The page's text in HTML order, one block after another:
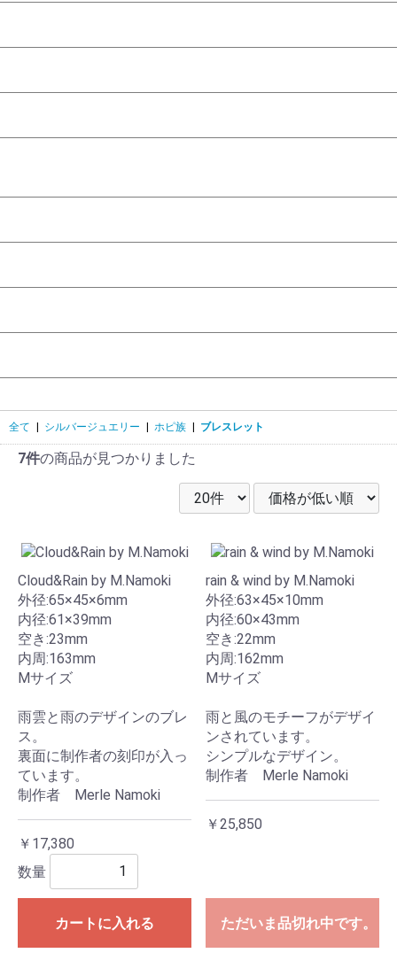
全て シルバージュエリー ホピ族 ブレスレット
7件の商品が見つかりました
Cloud&Rain by M.Namoki
外径:65×45×6mm
内径:61×39mm
空き:23mm
内周:163mm
Mサイズ
雨雲と雨のデザインのブレ
ス。
裏面に制作者の刻印が入っ
ています。
制作者 Merle Namoki
￥17,380
数量
カートに入れる
rain & wind by M.Namoki
外径:63×45×10mm
内径:60×43mm
空き:22mm
内周:162mm
Mサイズ
雨と風のモチーフがデザイ
ンされています。
シンプルなデザイン。
制作者 Merle Namoki
￥25,850
ただいま品切れ中です。